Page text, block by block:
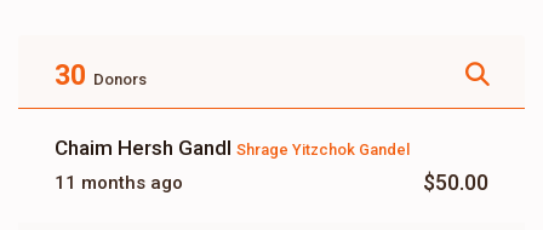
30 Donors
Chaim Hersh Gandl Shrage Yitzchok Gandel
11 months ago $50.00